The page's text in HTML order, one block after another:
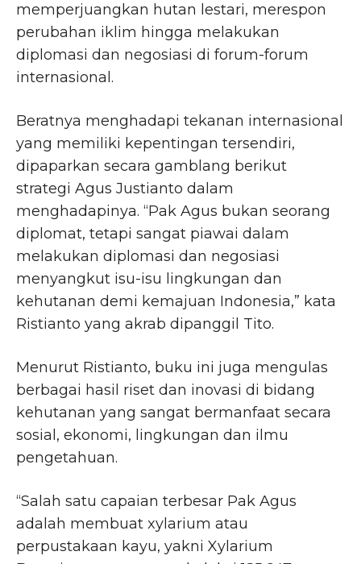
memperjuangkan hutan lestari, merespon
perubahan iklim hingga melakukan
diplomasi dan negosiasi di forum-forum
internasional.
Beratnya menghadapi tekanan internasional
yang memiliki kepentingan tersendiri,
dipaparkan secara gamblang berikut
strategi Agus Justianto dalam
menghadapinya. “Pak Agus bukan seorang
diplomat, tetapi sangat piawai dalam
melakukan diplomasi dan negosiasi
menyangkut isu-isu lingkungan dan
kehutanan demi kemajuan Indonesia,” kata
Ristianto yang akrab dipanggil Tito.
Menurut Ristianto, buku ini juga mengulas
berbagai hasil riset dan inovasi di bidang
kehutanan yang sangat bermanfaat secara
sosial, ekonomi, lingkungan dan ilmu
pengetahuan.
“Salah satu capaian terbesar Pak Agus
adalah membuat xylarium atau
perpustakaan kayu, yakni Xylarium